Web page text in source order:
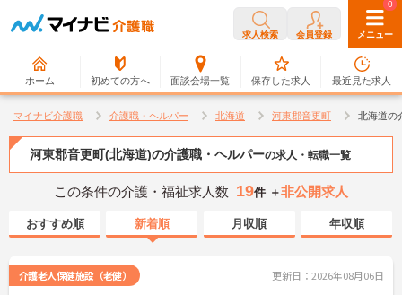
求人検索 会員登録 メニュー
ホーム 初めての方へ 面談会場一覧
0
保存した求人
0
最近見た求人
マイナビ介護職 介護職・ヘルパー 北海道 河東郡音更町 北海道の
河東郡音更町(北海道)の介護職・ヘルパーの求人・転職一覧
この条件の介護・福祉求人数 19件 ＋非公開求人
おすすめ順 新着順 月収順 年収順
介護老人保健施設（老健） 更新日：2026年08月06日